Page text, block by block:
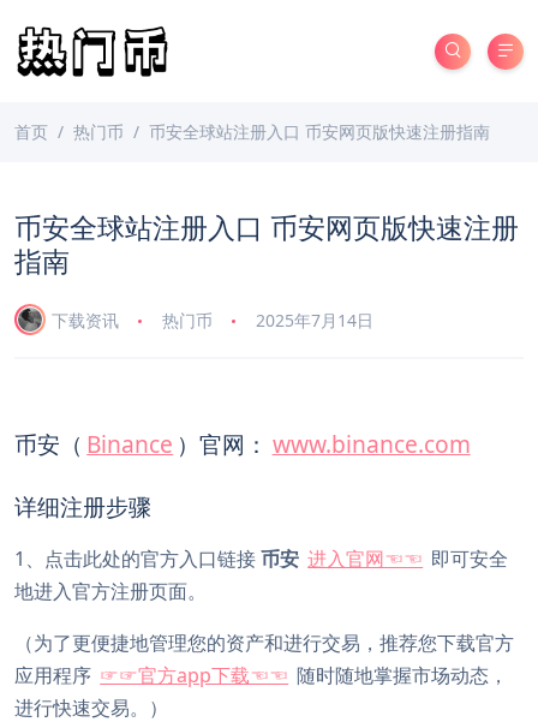
首页 热门币 币安全球站注册入口 币安网页版快速注册指南
币安全球站注册入口 币安网页版快速注册
指南
下载资讯 热门币 2025年7月14日
币安（ Binance ）官网： www.binance.com
详细注册步骤
1、点击此处的官方入口链接币安 进入官网☜☜ 即可安全
地进入官方注册页面。
（为了更便捷地管理您的资产和进行交易，推荐您下载官方
应用程序 ☞☞官方app下载☜☜ 随时随地掌握市场动态，
进行快速交易。）